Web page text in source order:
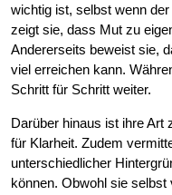
wichtig ist, selbst wenn
zeigt sie, dass Mut zu
Andererseits beweist sie,
viel erreichen kann.
Schritt für Schritt weiter.
Darüber hinaus ist ihre Art
für Klarheit. Zudem
unterschiedlicher
können. Obwohl sie selbst